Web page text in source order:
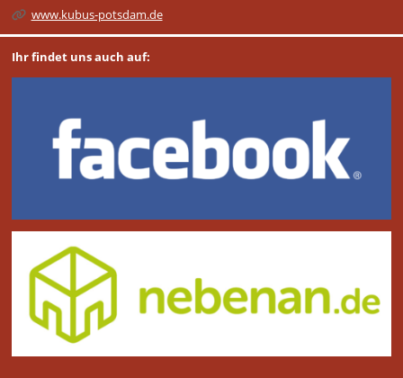
www.kubus-potsdam.de
Ihr findet uns auch auf: